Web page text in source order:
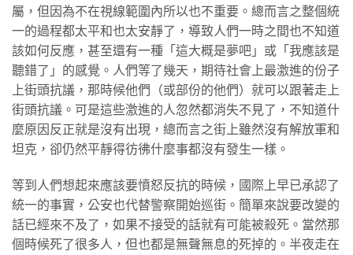
屬，但因為不在視線範圍內所以也不重要。總而言之整個統
一的過程都太平和也太安靜了，導致人們一時之間也不知道
該如何反應，甚至還有一種「這大概是夢吧」或「我應該是
聽錯了」的感覺。人們等了幾天，期待社會上最激進的份子
上街頭抗議，那時候他們（或部份的他們）就可以跟著走上
街頭抗議。可是這些激進的人忽然都消失不見了，不知道什
麼原因反正就是沒有出現，總而言之街上雖然沒有解放軍和
坦克，卻仍然平靜得彷彿什麼事都沒有發生一樣。
等到人們想起來應該要憤怒反抗的時候，國際上早已承認了
統一的事實，公安也代替警察開始巡街。簡單來說要改變的
話已經來不及了，如果不接受的話就有可能被殺死。當然那
個時候死了很多人，但也都是無聲無息的死掉的。半夜走在